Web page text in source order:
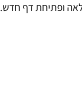
ופתיחת דף חדש.